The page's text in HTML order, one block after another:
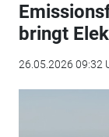
bringt
26.05.2026 09:32